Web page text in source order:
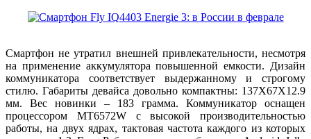
Смартфон не утратил внешней привлекательности, несмотря
на применение аккумулятора повышенной емкости. Дизайн
коммуникатора соответствует выдержанному и строгому
стилю. Габариты девайса довольно компактны: 137Х67Х12.9
мм. Вес новинки – 183 грамма. Коммуникатор оснащен
процессором MT6572W с высокой производительностью
работы, на двух ядрах, тактовая частота каждого из которых